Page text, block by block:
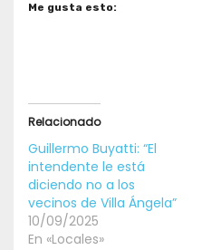
Me gusta esto:
Relacionado
Guillermo Buyatti: “El
intendente le está
diciendo no a los
vecinos de Villa Ángela”
10/09/2025
En «Locales»